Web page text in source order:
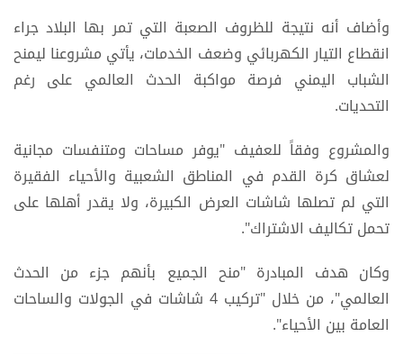
وأضاف أنه نتيجة للظروف الصعبة التي تمر بها البلاد جراء
انقطاع التيار الكهربائي وضعف الخدمات، يأتي مشروعنا ليمنح
الشباب اليمني فرصة مواكبة الحدث العالمي على رغم
التحديات.
والمشروع وفقاً للعفيف "يوفر مساحات ومتنفسات مجانية
لعشاق كرة القدم في المناطق الشعبية والأحياء الفقيرة
التي لم تصلها شاشات العرض الكبيرة، ولا يقدر أهلها على
تحمل تكاليف الاشتراك".
وكان هدف المبادرة "منح الجميع بأنهم جزء من الحدث
العالمي"، من خلال "تركيب 4 شاشات في الجولات والساحات
العامة بين الأحياء".